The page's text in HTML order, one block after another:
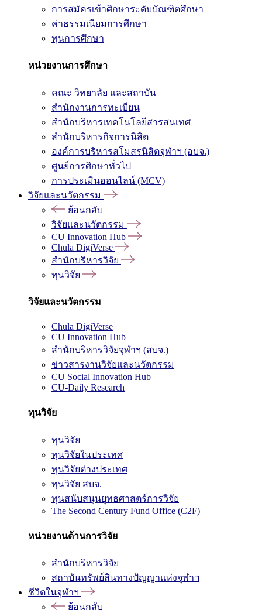
การสมัครเข้าศึกษาระดับบัณฑิตศึกษา
ค่าธรรมเนียมการศึกษา
ทุนการศึกษา
หน่วยงานการศึกษา
คณะ วิทยาลัย และสถาบัน
สำนักงานการทะเบียน
สำนักบริหารเทคโนโลยีสารสนเทศ
สำนักบริหารกิจการนิสิต
องค์การบริหารสโมสรนิสิตจุฬาฯ (อบจ.)
ศูนย์การศึกษาทั่วไป
การประเมินออนไลน์ (MCV)
วิจัยและนวัตกรรม
ย้อนกลับ
วิจัยและนวัตกรรม
CU Innovation Hub
Chula DigiVerse
สำนักบริหารวิจัย
ทุนวิจัย
วิจัยและนวัตกรรม
Chula DigiVerse
CU Innovation Hub
สำนักบริหารวิจัยจุฬาฯ (สบจ.)
ข่าวสารงานวิจัยและนวัตกรรม
CU Social Innovation Hub
CU-Daily Research
ทุนวิจัย
ทุนวิจัย
ทุนวิจัยในประเทศ
ทุนวิจัยต่างประเทศ
ทุนวิจัย สบจ.
ทุนสนับสนุนยุทธศาสตร์การวิจัย
The Second Century Fund Office (C2F)
หน่วยงานด้านการวิจัย
สำนักบริหารวิจัย
สถาบันทรัพย์สินทางปัญญาแห่งจุฬาฯ
ชีวิตในจุฬาฯ
ย้อนกลับ